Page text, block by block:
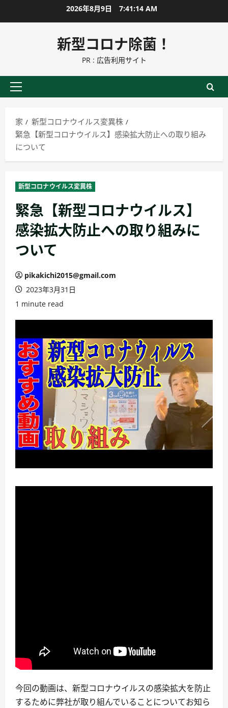
ン
に
2026年8月9日 7:41:16 AM
新型コロナ除菌！
PR : 広告利用サイト
プ
イ
マ
リ
ニ
ュ
ー
家
新型コロナウイルス変異株
緊急【新型コロナウイルス】感染拡大防止への取り組み
について
新型コロナウイルス変異株
緊急【新型コロナウイルス】
感染拡大防止への取り組みに
ついて
pikakichi2015@gmail.com
2023年3月31日
1 minute read
今回の動画は、新型コロナウイルスの感染拡大を防止
するために弊社が取り組んでいることについてお知ら